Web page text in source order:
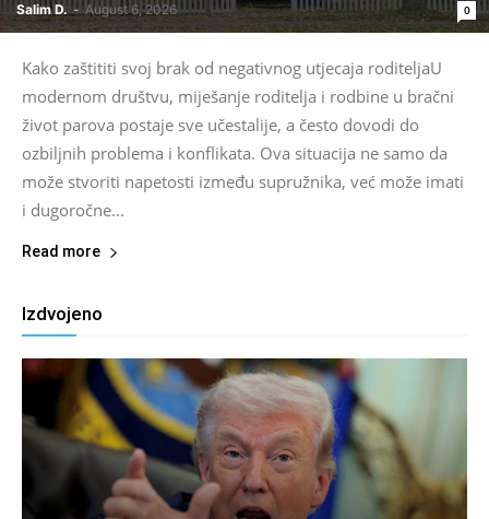
Salim D. - August 6, 2026 0
Kako zaštititi svoj brak od negativnog utjecaja roditeljaU
modernom društvu, miješanje roditelja i rodbine u bračni
život parova postaje sve učestalije, a često dovodi do
ozbiljnih problema i konflikata. Ova situacija ne samo da
može stvoriti napetosti između supružnika, već može imati
i dugoročne...
Read more
Izdvojeno